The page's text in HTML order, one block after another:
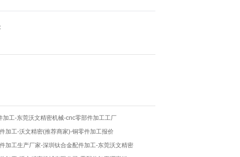
加工-东莞沃文精密机械-cnc零部件加工工厂
加工-沃文精密(推荐商家)-铜零件加工报价
加工生产厂家-深圳钛合金配件加工-东莞沃文精密